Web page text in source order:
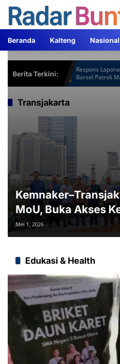
Langsung
konten
Beranda Kalteng Nasional
Berita Terkini:
Gardu
Lebih
Respons Laporan
Barsel Patroli
Knalpot Brong
Transjakarta
MoU, Buka Akses
Transportasi
Mei 1, 2026
Edukasi & Health